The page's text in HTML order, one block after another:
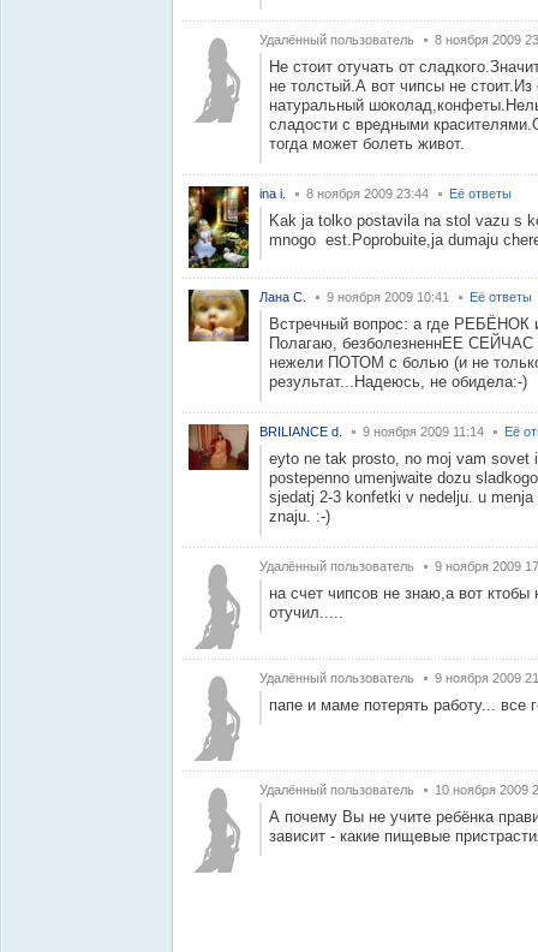
Удалённый пользователь 8 ноября 2009
Не стоит отучать от
не толстый.А вот чипсы не
натуральный
сладости с вредными
тогда может болеть живот.
ina i. 8 ноября 2009 23:44 Её ответы
Kak ja tolko postavila na stol vazu s
mnogo est.Poprobuite,ja dumaju
Лана С. 9 ноября 2009 10:41 Её ответы
Встречный вопрос: а где РЕБЁНОК
Полагаю, безболезненнЕЕ
нежели ПОТОМ с болью (и не
результат...Надеюсь, не обидела:-)
BRILIANCE d. 9 ноября 2009 11:14 Её
eyto ne tak prosto, no moj vam sovet
postepenno umenjwaite dozu
sjedatj 2-3 konfetki v nedelju. u
znaju. :-)
Удалённый пользователь 9 ноября 2009
на счет чипсов не знаю,а вот ктобы
отучил.....
Удалённый пользователь 9 ноября 2009
папе и маме потерять работу... все
Удалённый пользователь 10 ноября 2009
А почему Вы не учите ребёнка
зависит - какие пищевые